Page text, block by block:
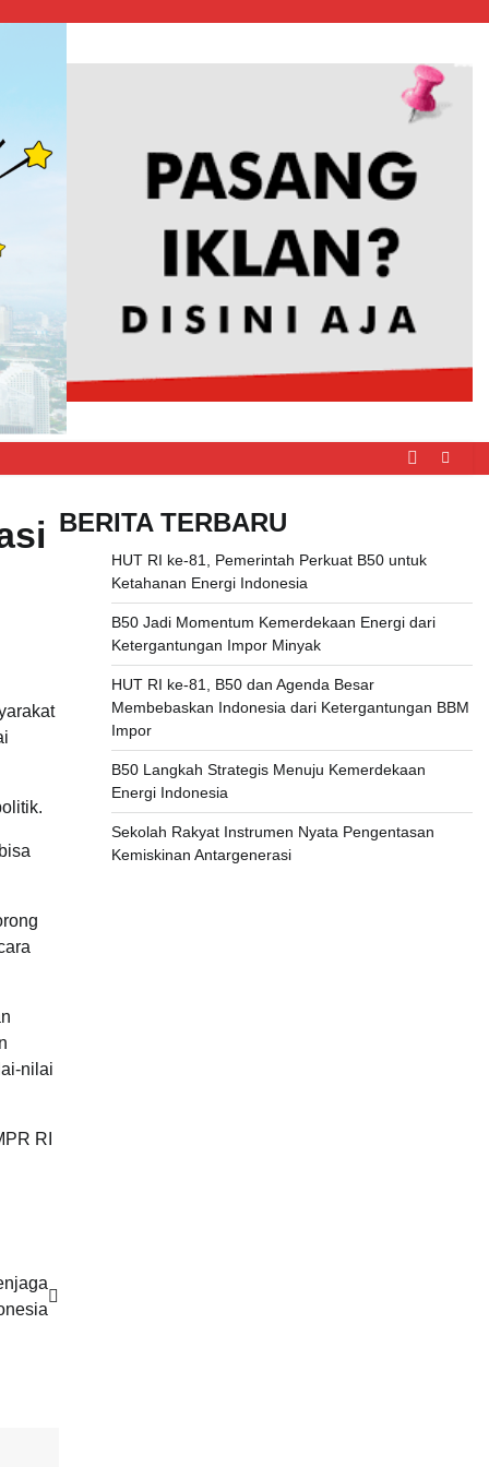
nilai
RI
BERITA TERBARU
HUT RI ke-81, Pemerintah Perkuat B50 untuk
Ketahanan Energi Indonesia
B50 Jadi Momentum Kemerdekaan Energi dari
Ketergantungan Impor Minyak
HUT RI ke-81, B50 dan Agenda Besar
Membebaskan Indonesia dari Ketergantungan BBM
Impor
B50 Langkah Strategis Menuju Kemerdekaan
Energi Indonesia
Sekolah Rakyat Instrumen Nyata Pengentasan
Kemiskinan Antargenerasi